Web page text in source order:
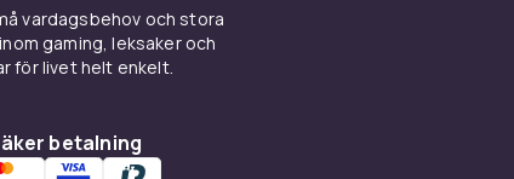
stad och natur
jackor fungerar som nödregnjacka. Längre
vardagsbehov och stora
gaming, leksaker och
för livet helt enkelt.
betalning